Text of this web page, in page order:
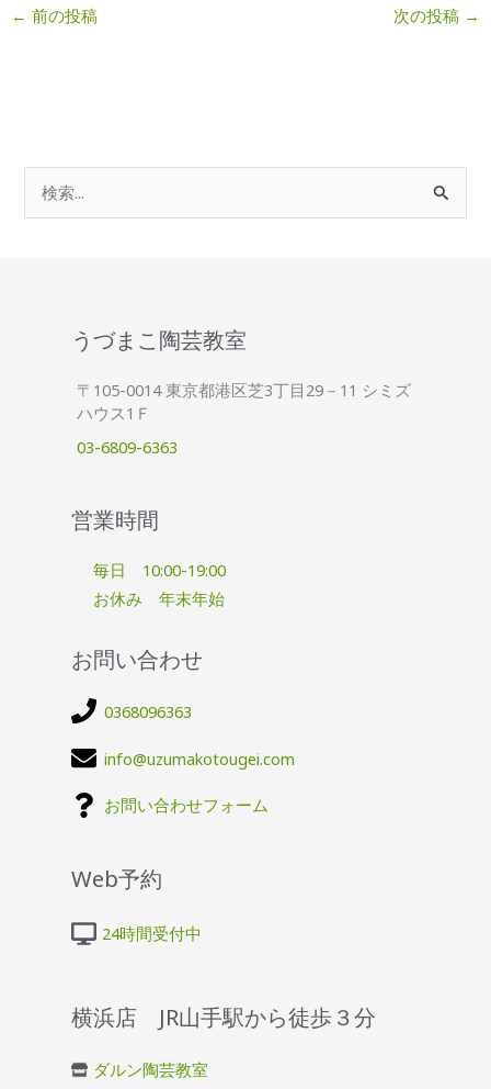
← 前の投稿 次の投稿 →
うづまこ陶芸教室
〒105-0014 東京都港区芝3丁目29－11 シミズ
ハウス1Ｆ
03-6809-6363
営業時間
毎日 10:00-19:00
お休み 年末年始
お問い合わせ
0368096363
info@uzumakotougei.com
お問い合わせフォーム
Web予約
24時間受付中
横浜店 JR山手駅から徒歩３分
ダルン陶芸教室